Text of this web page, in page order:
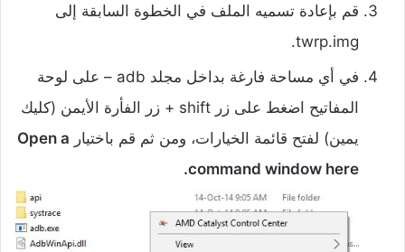
قم بإعادة تسميه الملف في الخطوة السابقة إلى
twrp.img.
في أي مساحة فارغة بداخل مجلد adb – على لوحة
المفاتيح اضغط على زر shift + زر الفأرة الأيمن (كليك
يمين) لفتح قائمة الخيارات، ومن ثم قم باختيار Open a
command window here.